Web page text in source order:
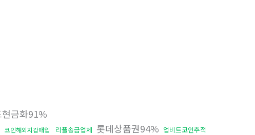
금화91%
코인해외지갑매입 리플송금업체 롯데상품권94% 업비트코인추적